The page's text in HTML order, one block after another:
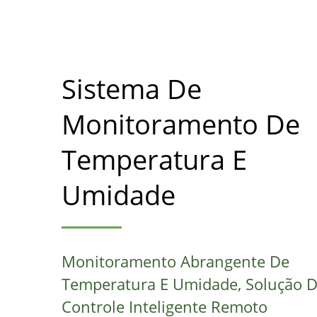
Sistema De
Monitoramento De
Temperatura E
Umidade
Monitoramento Abrangente De
Temperatura E Umidade, Solução
Controle Inteligente Remoto